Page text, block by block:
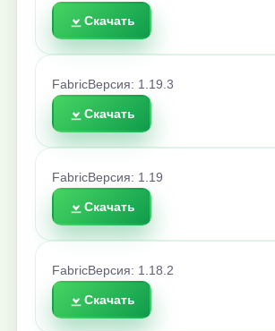
Скачать
FabricВерсия: 1.19.3
Скачать
FabricВерсия: 1.19
Скачать
FabricВерсия: 1.18.2
Скачать